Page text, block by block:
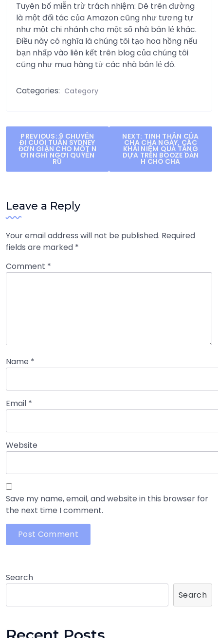
Tuyên bố miễn trừ trách nhiệm: Dê trên đường
là một đối tác của Amazon cũng như tương tự
như một chi nhánh cho một số nhà bán lẻ khác.
Điều này có nghĩa là chúng tôi tạo hoa hồng nếu
bạn nhấp vào liên kết trên blog của chúng tôi
cũng như mua hàng từ các nhà bán lẻ đó.
Categories: Category
Post
navigation
PREVIOUS: 9 CHUYẾN
ĐI CUỐI TUẦN SYDNEY
ĐƠN GIẢN CHO MỘT N
ƠI NGHỈ NGƠI QUYẾN
RŨ
NEXT: TINH THẦN CỦA
CHA CHA NGÀY, CÁC
KHÁI NIỆM QUÀ TẶNG
DỰA TRÊN BOOZE DÀN
H CHO CHA
Leave a Reply
Your email address will not be published. Required
fields are marked *
Comment *
Name *
Email *
Website
Save my name, email, and website in this browser for
the next time I comment.
Search
Search